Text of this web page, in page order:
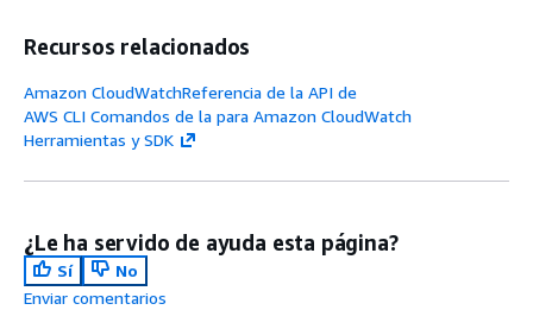
Recursos relacionados
Amazon CloudWatchReferencia de la API de
AWS CLI Comandos de la para Amazon CloudWatch
Herramientas y SDK
¿Le ha servido de ayuda esta página?
Sí
No
Enviar comentarios